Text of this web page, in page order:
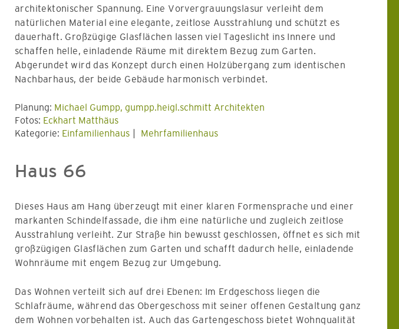
architektonischer Spannung. Eine Vorvergrauungslasur verleiht dem
natürlichen Material eine elegante, zeitlose Ausstrahlung und schützt es
dauerhaft. Großzügige Glasflächen lassen viel Tageslicht ins Innere und
schaffen helle, einladende Räume mit direktem Bezug zum Garten.
Abgerundet wird das Konzept durch einen Holzübergang zum identischen
Nachbarhaus, der beide Gebäude harmonisch verbindet.
Planung: Michael Gumpp, gumpp.heigl.schmitt Architekten
Fotos: Eckhart Matthäus
Kategorie: Einfamilienhaus Mehrfamilienhaus
Haus 66
Dieses Haus am Hang überzeugt mit einer klaren Formensprache und einer
markanten Schindelfassade, die ihm eine natürliche und zugleich zeitlose
Ausstrahlung verleiht. Zur Straße hin bewusst geschlossen, öffnet es sich mit
großzügigen Glasflächen zum Garten und schafft dadurch helle, einladende
Wohnräume mit engem Bezug zur Umgebung.
Das Wohnen verteilt sich auf drei Ebenen: Im Erdgeschoss liegen die
Schlafräume, während das Obergeschoss mit seiner offenen Gestaltung ganz
dem Wohnen vorbehalten ist. Auch das Gartengeschoss bietet Wohnqualität